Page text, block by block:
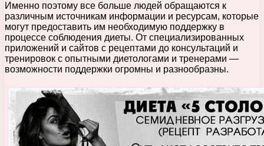
Именно поэтому все больше людей обращаются к
различным источникам информации и ресурсам, которые
могут предоставить им необходимую поддержку в
процессе соблюдения диеты. От специализированных
приложений и сайтов с рецептами до консультаций и
тренировок с опытными диетологами и тренерами —
возможности поддержки огромны и разнообразны.